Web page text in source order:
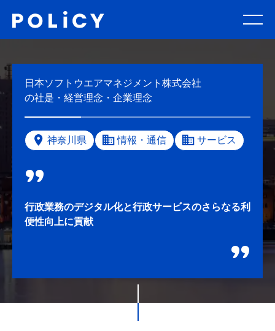
日本ソフトウエアマネジメント株式会社
の社是・経営理念・企業理念
神奈川県 情報・通信 サービス
行政業務のデジタル化と行政サービスのさらなる利
便性向上に貢献